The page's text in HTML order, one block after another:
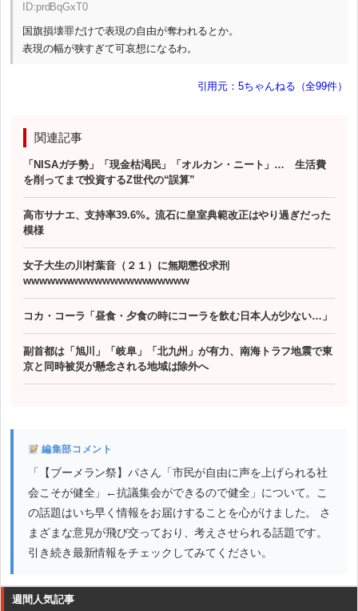
ID:prdBqGxT0
国旗損壊罪だけで表現の自由が奪われるとか。
表現の幅が狭すぎて可哀想になるわ。
引用元：5ちゃんねる（全99件）
関連記事
「NISAガチ勢」「現金枯渇民」「オルカン・ニート」… 生活費
を削ってまで投資するZ世代の“誤算”
高市サナエ、支持率39.6%。流石に皇室典範改正はやり過ぎだった
模様
女子大生の川村葉音（２１）に無期懲役求刑
wwwwwwwwwwwwwwwwwwwww
コカ・コーラ「昼食・夕食の時にコーラを飲む日本人が少ない…」
副首都は「旭川」「岐阜」「北九州」が有力、南海トラフ地震で東
京と同時被災が懸念される地域は除外へ
編集部コメント
「【ブーメラン祭】パさん「市民が自由に声を上げられる社
会こそが健全」←抗議集会ができるので健全」について。こ
の話題はいち早く情報をお届けすることを心がけました。 さ
まざまな意見が飛び交っており、考えさせられる話題です。
引き続き最新情報をチェックしてみてください。
週間人気記事